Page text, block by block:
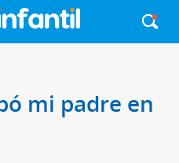
mi padre en